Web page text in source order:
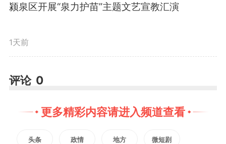
力度、更实举措，稳住工业基本
盘，提振消费市场活力，持续扩大
项目投资，精心做好“三夏”工作、
促进农业丰产增收。要围绕构
建“6849”产业发展布局，因地制宜
培育主导产业，加力推进“双招双
颍泉区开展“泉力护苗”主题文艺宣教汇演
1天前
评论 0
更多精彩内容请进入频道查看
头条 政情 地方 微短剧